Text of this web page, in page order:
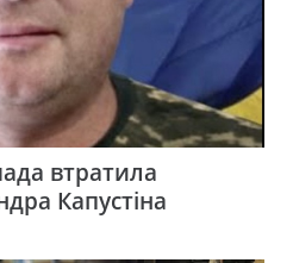
втратила
Капустіна